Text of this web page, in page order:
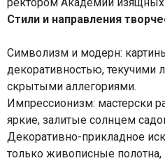
Стили и направления
Символизм и модерн:
декоративностью, текучими
скрытыми аллегориями.
Импрессионизм: мастерски
яркие, залитые солнцем
Декоративно-прикладное
только живописные полотна,